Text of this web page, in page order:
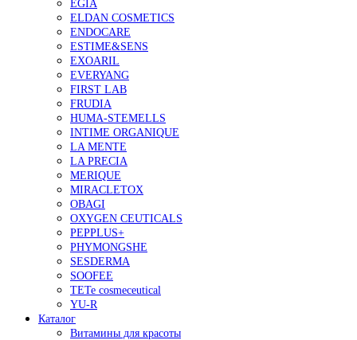
EGIA
ELDAN COSMETICS
ENDOCARE
ESTIME&SENS
EXOARIL
EVERYANG
FIRST LAB
FRUDIA
HUMA-STEMELLS
INTIME ORGANIQUE
LA MENTE
LA PRECIA
MERIQUE
MIRACLETOX
OBAGI
OXYGEN CEUTICALS
PEPPLUS+
PHYMONGSHE
SESDERMA
SOOFEE
TETe cosmeceutical
YU-R
Каталог
Витамины для красоты